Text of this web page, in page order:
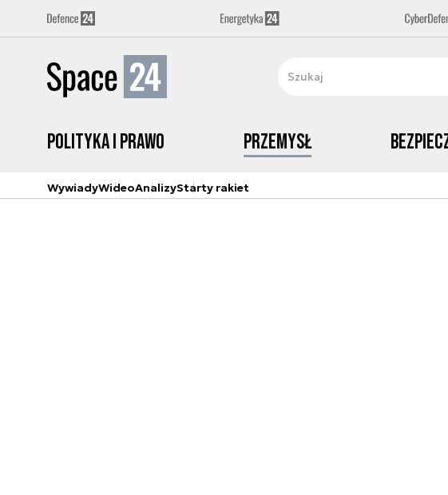
Polityka i prawo Przemysł
WywiadyWideoAnalizyStarty rakiet